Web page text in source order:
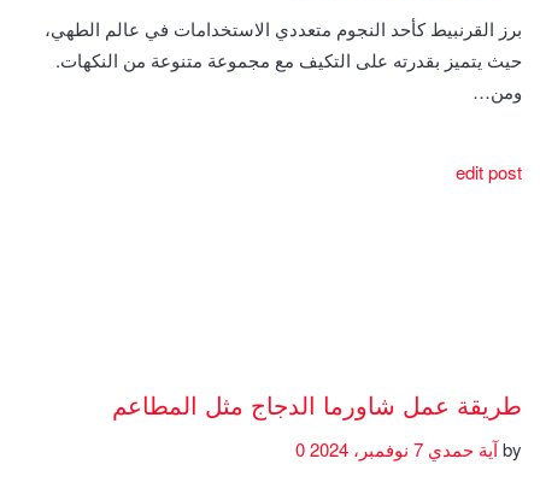
برز القرنبيط كأحد النجوم متعددي الاستخدامات في عالم الطهي،
حيث يتميز بقدرته على التكيف مع مجموعة متنوعة من النكهات.
ومن…
edit post
طريقة عمل شاورما الدجاج مثل المطاعم
byآية حمدي